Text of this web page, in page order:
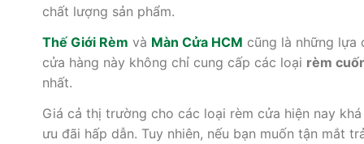
chất lượng sản phẩm.
Thế Giới Rèm và Màn Cửa HCM cũng là những
cửa hàng này không chỉ cung cấp các loại rèm
nhất.
Giá cả thị trường cho các loại rèm cửa hiện nay
ưu đãi hấp dẫn. Tuy nhiên, nếu bạn muốn tận mắt